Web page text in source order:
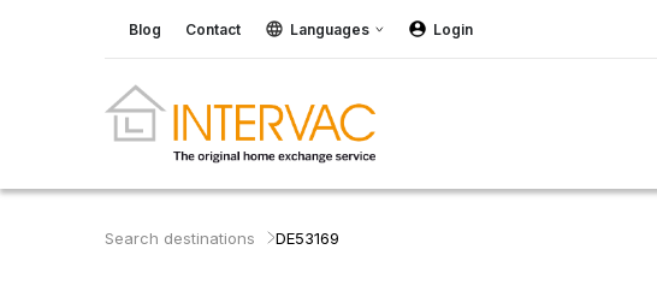
Blog Contact Languages Login
Search destinations DE53169